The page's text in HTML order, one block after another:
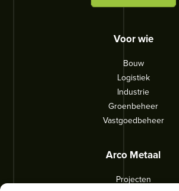
Voor wie
Bouw
Logistiek
Industrie
Groenbeheer
Vastgoedbeheer
Arco Metaal
Projecten